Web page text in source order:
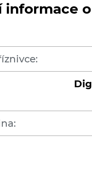
informace